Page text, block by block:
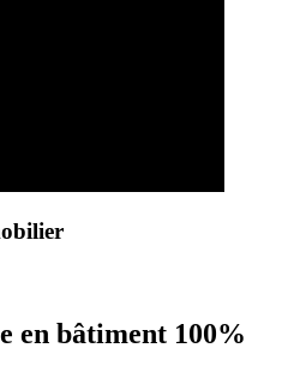
en bâtiment 100%